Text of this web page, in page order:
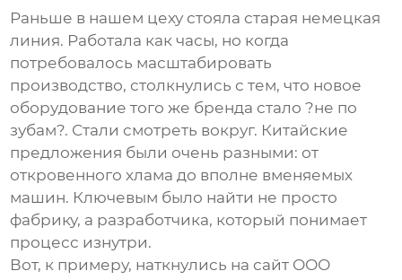
Раньше в нашем цеху стояла старая немецкая
линия. Работала как часы, но когда
потребовалось масштабировать
производство, столкнулись с тем, что новое
оборудование того же бренда стало ?не по
зубам?. Стали смотреть вокруг. Китайские
предложения были очень разными: от
откровенного хлама до вполне вменяемых
машин. Ключевым было найти не просто
фабрику, а разработчика, который понимает
процесс изнутри.
Вот, к примеру, наткнулись на сайт ООО